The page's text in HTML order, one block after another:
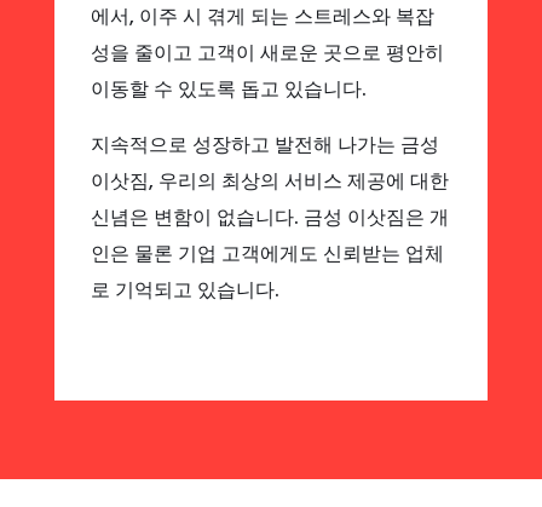
에서, 이주 시 겪게 되는 스트레스와 복잡
성을 줄이고 고객이 새로운 곳으로 평안히
이동할 수 있도록 돕고 있습니다.
지속적으로 성장하고 발전해 나가는 금성
이삿짐, 우리의 최상의 서비스 제공에 대한
신념은 변함이 없습니다. 금성 이삿짐은 개
인은 물론 기업 고객에게도 신뢰받는 업체
로 기억되고 있습니다.